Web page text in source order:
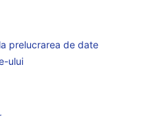
prelucrarea de date
ului